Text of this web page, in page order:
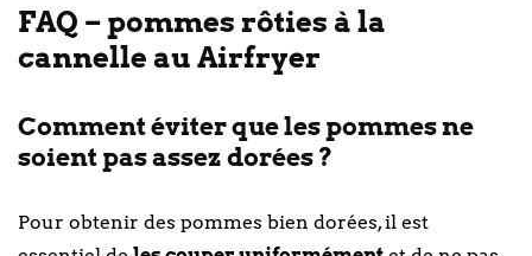
FAQ – pommes rôties à la
cannelle au Airfryer
Comment éviter que les pommes ne
soient pas assez dorées ?
Pour obtenir des pommes bien dorées, il est